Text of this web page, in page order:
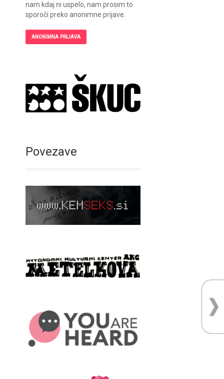
nam kdaj ni uspelo, nam prosim to
sporoči preko anonimne prijave.
ANONIMNA PRIJAVA
Povezave